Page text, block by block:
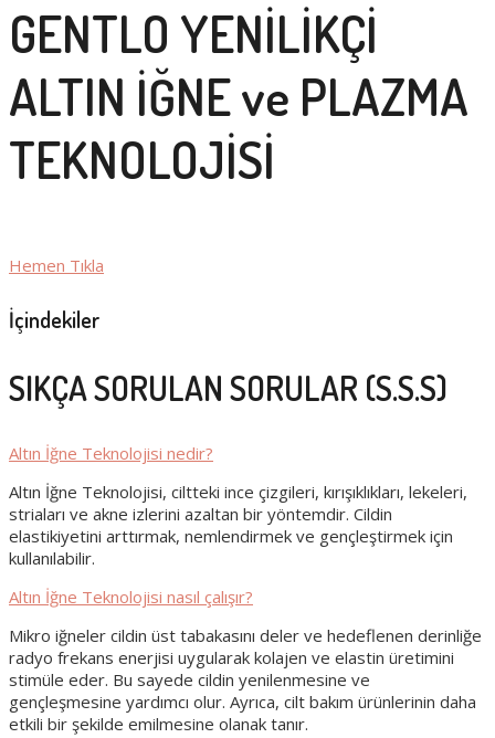
GENTLO YENİLİKÇİ
ALTIN İĞNE ve PLAZMA
TEKNOLOJİSİ
Hemen Tıkla
İçindekiler
SIKÇA SORULAN SORULAR (S.S.S)
Altın İğne Teknolojisi nedir?
Altın İğne Teknolojisi, ciltteki ince çizgileri, kırışıklıkları, lekeleri,
striaları ve akne izlerini azaltan bir yöntemdir. Cildin
elastikiyetini arttırmak, nemlendirmek ve gençleştirmek için
kullanılabilir.
Altın İğne Teknolojisi nasıl çalışır?
Mikro iğneler cildin üst tabakasını deler ve hedeflenen derinliğe
radyo frekans enerjisi uygularak kolajen ve elastin üretimini
stimüle eder. Bu sayede cildin yenilenmesine ve
gençleşmesine yardımcı olur. Ayrıca, cilt bakım ürünlerinin daha
etkili bir şekilde emilmesine olanak tanır.